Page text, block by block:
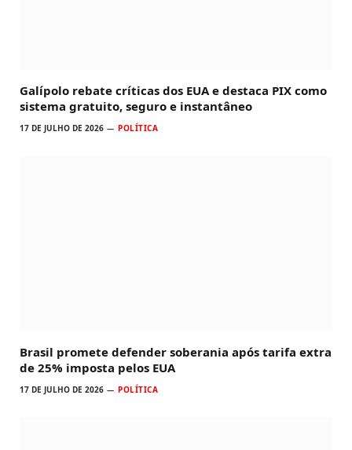
Galípolo rebate críticas dos EUA e destaca PIX como
sistema gratuito, seguro e instantâneo
17 DE JULHO DE 2026 POLÍTICA
Brasil promete defender soberania após tarifa extra
de 25% imposta pelos EUA
17 DE JULHO DE 2026 POLÍTICA